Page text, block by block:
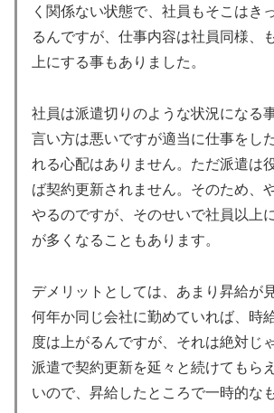
く関係ない状態で、社員もそこはき
るんですが、仕事内容は社員同様、
上にする事もありました。
社員は派遣切りのような状況になる
言い方は悪いですが適当に仕事をし
れる心配はありません。ただ派遣は
ば契約更新されません。そのため、
やるのですが、そのせいで社員以上
が多くなることもあります。
デメリットとしては、あまり昇給が
何年か同じ会社に勤めていれば、時
度は上がるんですが、それは絶対じ
派遣で契約更新を延々と続けてもら
いので、昇給したところで一時的な